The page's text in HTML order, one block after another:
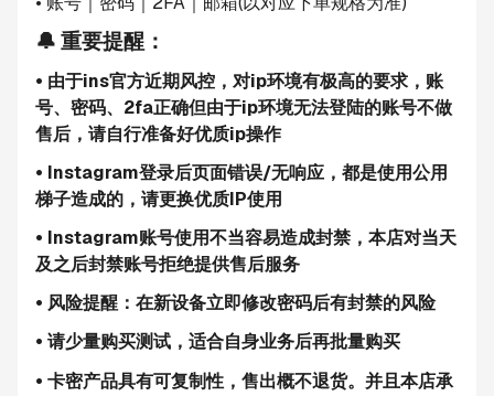
🔔 重要提醒：
• 由于ins官方近期风控，对ip环境有极高的要求，账
号、密码、2fa正确但由于ip环境无法登陆的账号不做
售后，请自行准备好优质ip操作
• Instagram登录后页面错误/无响应，都是使用公用
梯子造成的，请更换优质IP使用
• Instagram账号使用不当容易造成封禁，本店对当天
及之后封禁账号拒绝提供售后服务
• 风险提醒：在新设备立即修改密码后有封禁的风险
• 请少量购买测试，适合自身业务后再批量购买
• 卡密产品具有可复制性，售出概不退货。并且本店承